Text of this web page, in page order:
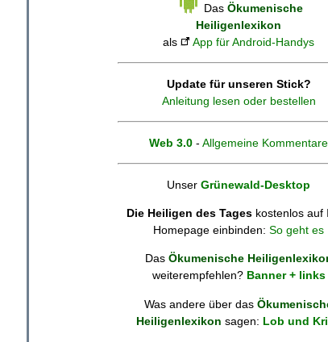
Das Ökumenische
Heiligenlexikon
als
App für Android-Handys
Update für unseren Stick?
Anleitung lesen oder bestellen
Web 3.0 - Allgemeine Kommentare
Unser Grünewald-Desktop
Die Heiligen des Tages kostenlos auf
Homepage einbinden: So geht es
Das Ökumenische
weiterempfehlen? Banner + links
Was andere über das
Heiligenlexikon sagen: Lob und